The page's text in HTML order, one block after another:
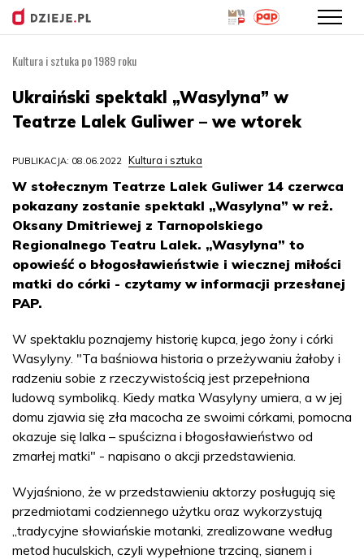
treści
Kultura i sztuka po 1989 roku
Ukraiński spektakl „Wasylyna” w
Teatrze Lalek Guliwer – we wtorek
PUBLIKACJA: 08.06.2022 Kultura i sztuka
W stołecznym Teatrze Lalek Guliwer 14 czerwca
pokazany zostanie spektakl „Wasylyna” w reż.
Oksany Dmitriewej z Tarnopolskiego
Regionalnego Teatru Lalek. „Wasylyna” to
opowieść o błogosławieństwie i wiecznej miłości
matki do córki - czytamy w informacji przesłanej
PAP.
W spektaklu poznajemy historię kupca, jego żony i córki
Wasylyny. "Ta baśniowa historia o przeżywaniu żałoby i
radzeniu sobie z rzeczywistością jest przepełniona
ludową symboliką. Kiedy matka Wasylyny umiera, a w jej
domu zjawia się zła macocha ze swoimi córkami, pomocna
okazuje się lalka – spuścizna i błogosławieństwo od
zmarłej matki" - napisano o akcji przedstawienia.
Wyjaśniono, że w przedstawieniu aktorzy posługują się
przedmiotami codziennego użytku oraz wykorzystują
„tradycyjne słowiańskie motanki, zrealizowane według
metod huculskich, czyli wypełnione trzciną, sianem i